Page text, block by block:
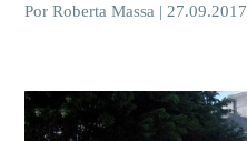
Por Roberta Massa | 27.09.2017